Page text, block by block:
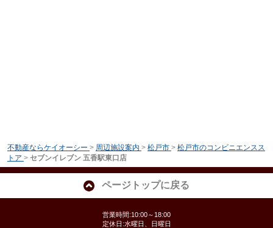
不動産ならケイオーシー > 周辺施設案内 > 松戸市 > 松戸市のコンビニエンスス
トア > セブンイレブン 五香駅東口店
ページトップに戻る
営業時間:10:00～18:00
定休日:水曜日、日曜日